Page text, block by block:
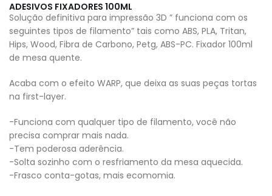
ADESIVOS FIXADORES 100ML
Solução definitiva para impressão 3D ” funciona com os
seguintes tipos de filamento” tais como ABS, PLA, Tritan,
Hips, Wood, Fibra de Carbono, Petg, ABS-PC. Fixador 100ml
de mesa quente.
Acaba com o efeito WARP, que deixa as suas peças tortas
na first-layer.
-Funciona com qualquer tipo de filamento, você não
precisa comprar mais nada.
-Tem poderosa aderência.
-Solta sozinho com o resfriamento da mesa aquecida.
-Frasco conta-gotas, mais ecomomia.